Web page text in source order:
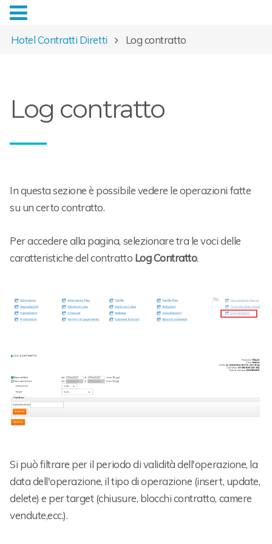
Hotel Contratti Diretti Log contratto
Log contratto
In questa sezione è possibile vedere le operazioni fatte
su un certo contratto.
Per accedere alla pagina, selezionare tra le voci delle
caratteristiche del contratto Log Contratto.
Si può filtrare per il periodo di validità dell'operazione, la
data dell'operazione, il tipo di operazione (insert, update,
delete) e per target (chiusure, blocchi contratto, camere
vendute,ecc.).